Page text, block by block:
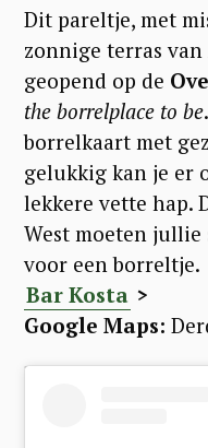
Dit pareltje, met
zonnige terras
geopend op de
the borrelplace to be
borrelkaart met
gelukkig kan je er
lekkere vette hap.
West moeten
voor een borreltje.
Bar Kosta >
Google Maps: